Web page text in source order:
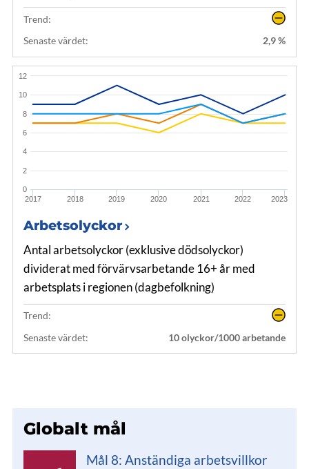
Trend:
Senaste värdet:
2,9 %
2017 2018 2019 2020 2021 2022 2023
0
2
4
6
8
10
12
Arbetsolyckor
Antal arbetsolyckor (exklusive dödsolyckor)
dividerat med förvärvsarbetande 16+ år med
arbetsplats i regionen (dagbefolkning)
Trend:
Senaste värdet:
10 olyckor/1000 arbetande
Globalt mål
Mål 8: Anständiga arbetsvillkor